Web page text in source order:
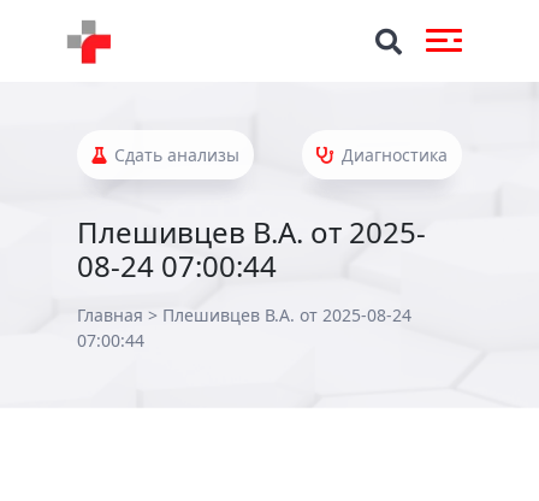
Сдать анализы Диагностика
Плешивцев В.А. от 2025-
08-24 07:00:44
Главная > Плешивцев В.А. от 2025-08-24
07:00:44